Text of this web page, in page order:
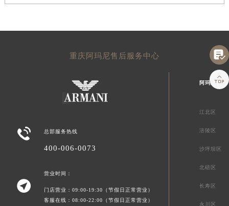
重庆阿玛尼售后服务中心
 总部服务热线
400-006-0073

营业时间：
门店营业：09:00-19:30（节假日正常营业）
客服在线：08:00-22:00（节假日正常营业）
阿玛尼重
江北区
涪陵区
沙坪坝区
北碚区
长寿区
永川区

